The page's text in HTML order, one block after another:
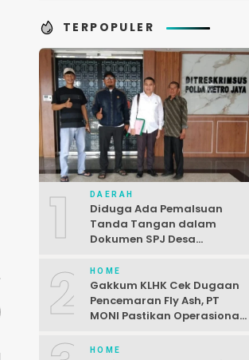
TERPOPULER
1 DAERAH
Diduga Ada Pemalsuan
Tanda Tangan dalam
Dokumen SPJ Desa
Dilaporkan ke Polda Metro
Jaya
2 HOME
Gakkum KLHK Cek Dugaan
Pencemaran Fly Ash, PT
MONI Pastikan Operasional
HOME